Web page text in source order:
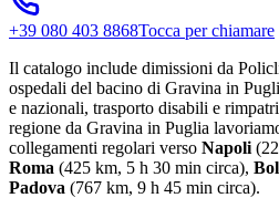
+39 080 403 8868Tocca per chiamare
Il catalogo include dimissioni da
ospedali del bacino di Gravina in
e nazionali, trasporto disabili e
regione da Gravina in Puglia
collegamenti regolari verso Napoli
Roma (425 km, 5 h 30 min circa),
Padova (767 km, 9 h 45 min circa).